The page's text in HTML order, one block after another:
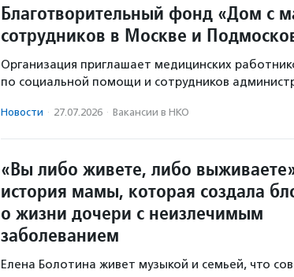
Благотворительный фонд «Дом с
сотрудников в Москве и
Организация приглашает медицинских
по социальной помощи и сотрудников
Новости · 27.07.2026 · Вакансии в НКО
«Вы либо живете, либо
история мамы, которая создала
о жизни дочери с неизлечимым
заболеванием
Елена Болотина живет музыкой и семьей, что